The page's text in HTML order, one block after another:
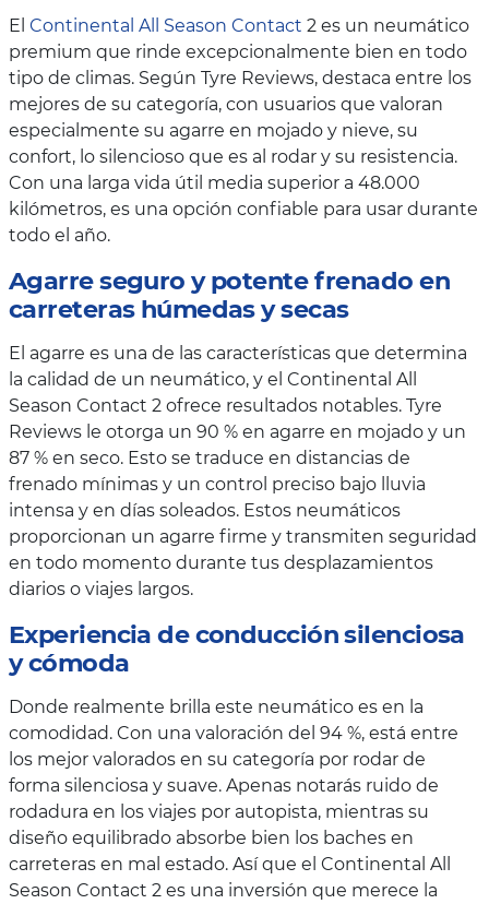
El Continental All Season Contact 2 es un neumático
premium que rinde excepcionalmente bien en todo
tipo de climas. Según Tyre Reviews, destaca entre los
mejores de su categoría, con usuarios que valoran
especialmente su agarre en mojado y nieve, su
confort, lo silencioso que es al rodar y su resistencia.
Con una larga vida útil media superior a 48.000
kilómetros, es una opción confiable para usar durante
todo el año.
Agarre seguro y potente frenado en
carreteras húmedas y secas
El agarre es una de las características que determina
la calidad de un neumático, y el Continental All
Season Contact 2 ofrece resultados notables. Tyre
Reviews le otorga un 90 % en agarre en mojado y un
87 % en seco. Esto se traduce en distancias de
frenado mínimas y un control preciso bajo lluvia
intensa y en días soleados. Estos neumáticos
proporcionan un agarre firme y transmiten seguridad
en todo momento durante tus desplazamientos
diarios o viajes largos.
Experiencia de conducción silenciosa
y cómoda
Donde realmente brilla este neumático es en la
comodidad. Con una valoración del 94 %, está entre
los mejor valorados en su categoría por rodar de
forma silenciosa y suave. Apenas notarás ruido de
rodadura en los viajes por autopista, mientras su
diseño equilibrado absorbe bien los baches en
carreteras en mal estado. Así que el Continental All
Season Contact 2 es una inversión que merece la